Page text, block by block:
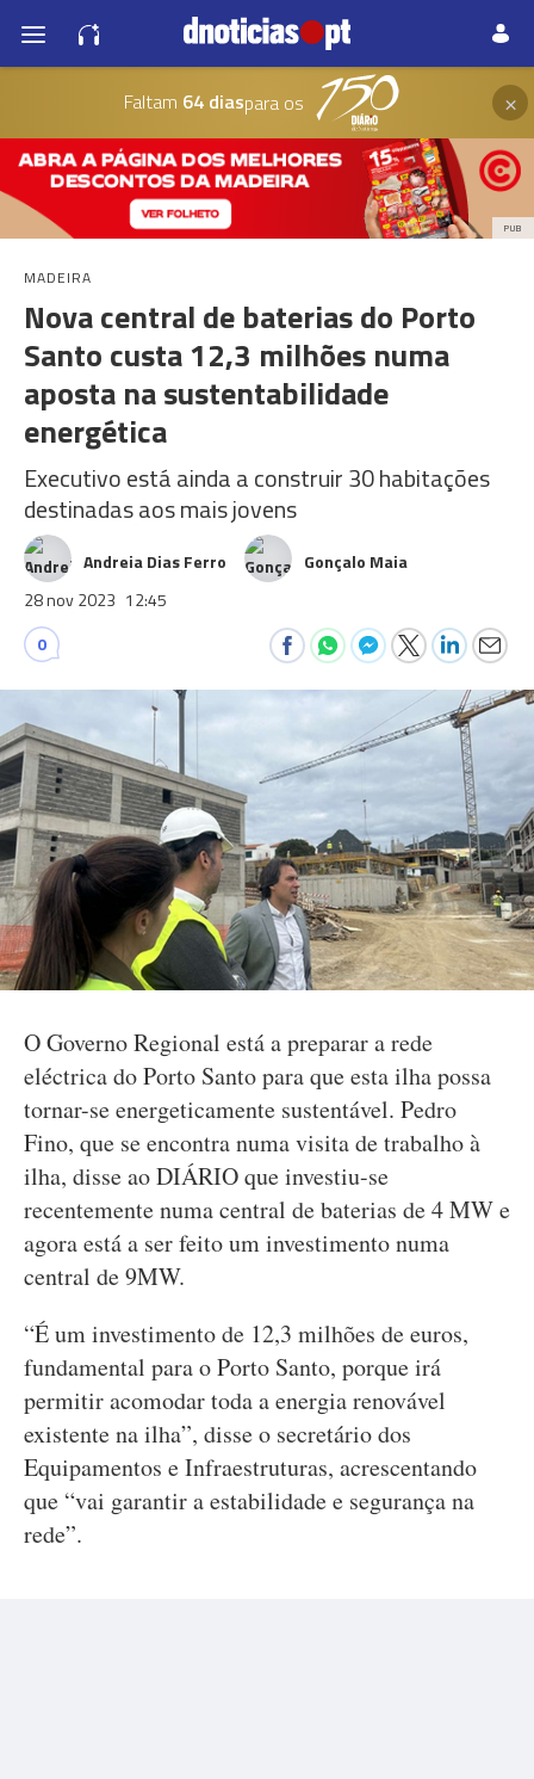
Faltam 64 diaspara os ×
PUB
MADEIRA
Nova central de baterias do Porto
Santo custa 12,3 milhões numa
aposta na sustentabilidade
energética
Executivo está ainda a construir 30 habitações
destinadas aos mais jovens
Andreia Dias Ferro
Gonçalo Maia
28 nov 2023 12:45
0
O Governo Regional está a preparar a rede
eléctrica do Porto Santo para que esta ilha possa
tornar-se energeticamente sustentável. Pedro
Fino, que se encontra numa visita de trabalho à
ilha, disse ao DIÁRIO que investiu-se
recentemente numa central de baterias de 4 MW e
agora está a ser feito um investimento numa
central de 9MW.
“É um investimento de 12,3 milhões de euros,
fundamental para o Porto Santo, porque irá
permitir acomodar toda a energia renovável
existente na ilha”, disse o secretário dos
Equipamentos e Infraestruturas, acrescentando
que “vai garantir a estabilidade e segurança na
rede”.